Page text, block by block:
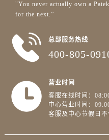
"You never actually own a
for the next.”
总部服务热线
400-805-
营业时间
客服在线时间：
中心营业时间：
客服及中心节假日不